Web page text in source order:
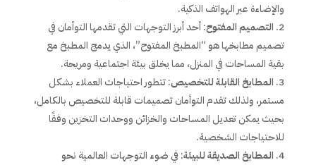
والإضاءة عبر الهواتف الذكية.
التصميم المفتوح: أحد أبرز التوجهات التي تقدمها التوأمان في
تصميم مطابخها هو “المطبخ المفتوح”، الذي يدمج المطبخ مع
بقية المساحات في المنزل، مما يخلق بيئة اجتماعية ومريحة.
المطابخ القابلة للتخصيص: تتطور احتياجات العملاء بشكل
مستمر، ولذلك تقدم التوأمان تصميمات قابلة للتخصيص بالكامل،
بحيث يمكن تعديل المساحات والخزائن ووحدات التخزين وفقًا
للاحتياجات الشخصية.
المطابخ الصديقة للبيئة: في ضوء التوجهات العالمية نحو